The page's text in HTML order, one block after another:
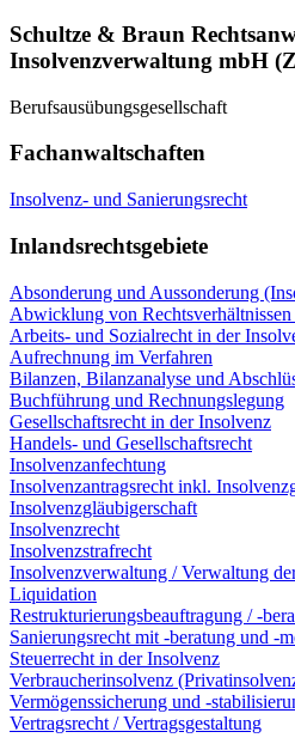
Schultze & Braun
Insolvenzverwaltung mbH
Berufsausübungsgesellschaft
Fachanwaltschaften
Insolvenz- und Sanierungsrecht
Inlandsrechtsgebiete
Absonderung und Aussonderung
Abwicklung von
Arbeits- und Sozialrecht in der
Aufrechnung im Verfahren
Bilanzen, Bilanzanalyse und
Buchführung und Rechnungslegung
Gesellschaftsrecht in der Insolvenz
Handels- und Gesellschaftsrecht
Insolvenzanfechtung
Insolvenzantragsrecht inkl.
Insolvenzgläubigerschaft
Insolvenzrecht
Insolvenzstrafrecht
Insolvenzverwaltung / Verwaltung
Liquidation
Restrukturierungsbeauftragung / -
Sanierungsrecht mit -beratung und -
Steuerrecht in der Insolvenz
Verbraucherinsolvenz
Vermögenssicherung und -
Vertragsrecht / Vertragsgestaltung